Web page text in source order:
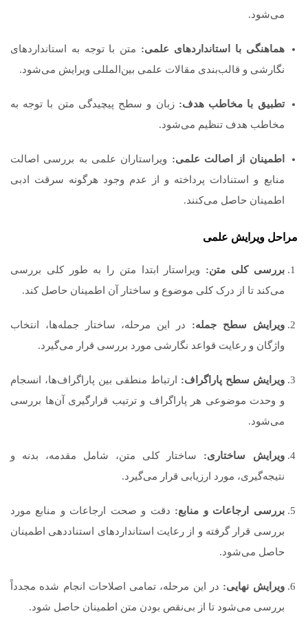
می‌شود.
هماهنگی با استانداردهای علمی: متن با توجه به استانداردهای
نگارشی و قالب‌بندی مقالات علمی بین‌المللی ویرایش می‌شود.
تطبیق با مخاطب هدف: زبان و سطح پیچیدگی متن با توجه به
مخاطب هدف تنظیم می‌شود.
اطمینان از اصالت علمی: ویراستاران علمی به بررسی اصالت
منابع و استنادات پرداخته و از عدم وجود هرگونه سرقت ادبی
اطمینان حاصل می‌کنند.
مراحل ویرایش علمی
بررسی کلی متن: ویراستار ابتدا متن را به طور کلی بررسی
می‌کند تا از درک کلی موضوع و ساختار آن اطمینان حاصل کند.
ویرایش سطح جمله: در این مرحله، ساختار جمله‌ها، انتخاب
واژگان و رعایت قواعد نگارشی مورد بررسی قرار می‌گیرد.
ویرایش سطح پاراگراف: ارتباط منطقی بین پاراگراف‌ها، انسجام
و وحدت موضوعی هر پاراگراف و ترتیب قرارگیری آن‌ها بررسی
می‌شود.
ویرایش ساختاری: ساختار کلی متن، شامل مقدمه، بدنه و
نتیجه‌گیری، مورد ارزیابی قرار می‌گیرد.
بررسی ارجاعات و منابع: دقت و صحت ارجاعات و منابع مورد
بررسی قرار گرفته و از رعایت استانداردهای استناددهی اطمینان
حاصل می‌شود.
ویرایش نهایی: در این مرحله، تمامی اصلاحات انجام شده مجدداً
بررسی می‌شود تا از بی‌نقص بودن متن اطمینان حاصل شود.